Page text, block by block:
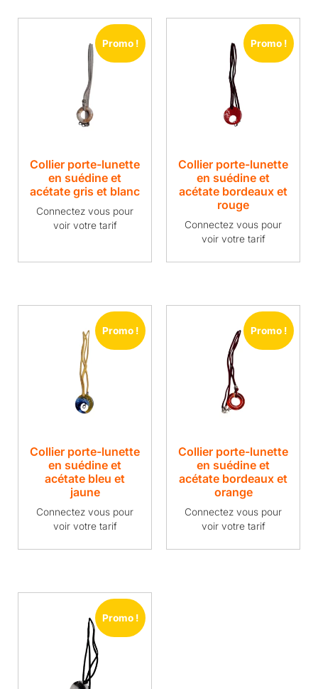
Promo !
Collier porte-lunette
en suédine et
acétate gris et blanc
Connectez vous pour
voir votre tarif
Promo !
Collier porte-lunette
en suédine et
acétate bordeaux et
rouge
Connectez vous pour
voir votre tarif
Promo !
Collier porte-lunette
en suédine et
acétate bleu et
jaune
Connectez vous pour
voir votre tarif
Promo !
Collier porte-lunette
en suédine et
acétate bordeaux et
orange
Connectez vous pour
voir votre tarif
Promo !